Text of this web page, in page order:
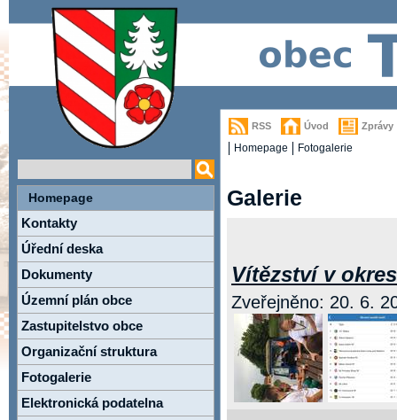
RSS Úvod Zprávy
Homepage Fotogalerie
Galerie
Vítězství v
Zveřejněno: 20. 6.
Homepage
Kontakty
Úřední deska
Dokumenty
Územní plán obce
Zastupitelstvo obce
Organizační struktura
Fotogalerie
Elektronická podatelna